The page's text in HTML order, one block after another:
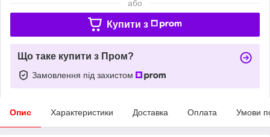
або
Купити з
Що таке купити з Пром?
Замовлення під захистом
Опис Характеристики Доставка Оплата Умови